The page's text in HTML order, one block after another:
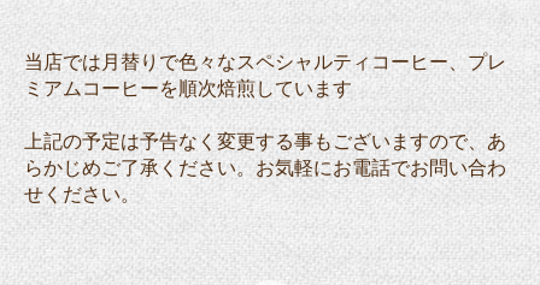
当店では月替りで色々なスペシャルティコーヒー、プレ
ミアムコーヒーを順次焙煎しています
上記の予定は予告なく変更する事もございますので、あ
らかじめご了承ください。お気軽にお電話でお問い合わ
せください。